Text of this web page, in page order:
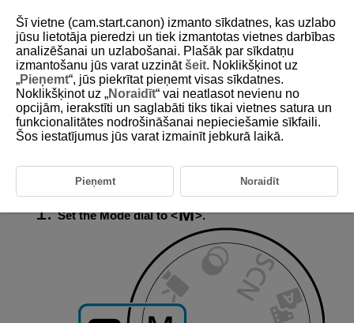
D101-046
Long (Bulb) Exposures
In this mode, the shutter stays open as long as you hold down the
Set the Mode dial to .
Šī vietne (cam.start.canon) izmanto sīkdatnes, kas uzlabo
jūsu lietotāja pieredzi un tiek izmantotas vietnes darbības
analizēšanai un uzlabošanai. Plašāk par sīkdatņu
izmantošanu jūs varat uzzinātšeit. Noklikšķinot uz
„Pieņemt“, jūs piekrītat pieņemt visas sīkdatnes.
Noklikšķinot uz „Noraidīt“ vai neatlasot nevienu no
opcijām, ierakstīti un saglabāti tiks tikai vietnes satura un
funkcionalitātes nodrošināšanai nepieciešamie sīkfaili.
Šos iestatījumus jūs varat izmainīt jebkurā laikā.
Pieņemt Noraidīt